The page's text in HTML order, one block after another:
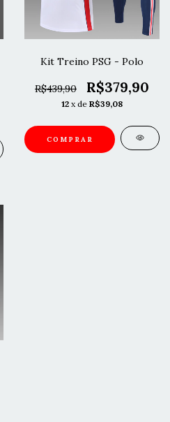
Kit Treino PSG - Polo
R$439,90 R$379,90
12 x de R$39,08
COMPRAR